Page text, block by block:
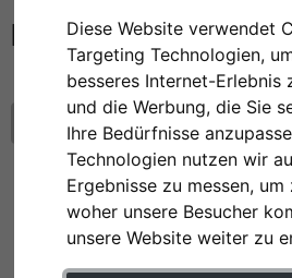
Diese Website verwendet
Targeting Technologien,
besseres Internet-Erlebnis
und die Werbung, die Sie
Ihre Bedürfnisse
Technologien nutzen wir
Ergebnisse zu messen,
woher unsere Besucher
unsere Website weiter zu
Alle
Format: 59,4 x 84,1 cm (A1)